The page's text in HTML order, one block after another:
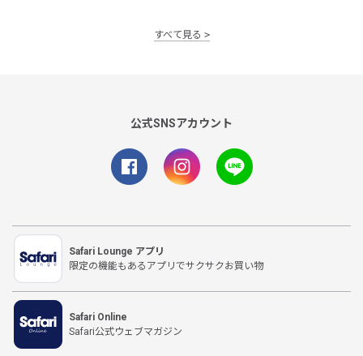
すべて見る
公式SNSアカウント
Safari Lounge アプリ
限定の機能もあるアプリでサクサクお買い物
Safari Online
Safari公式ウェブマガジン